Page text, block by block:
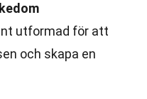
utformad för att
och skapa en